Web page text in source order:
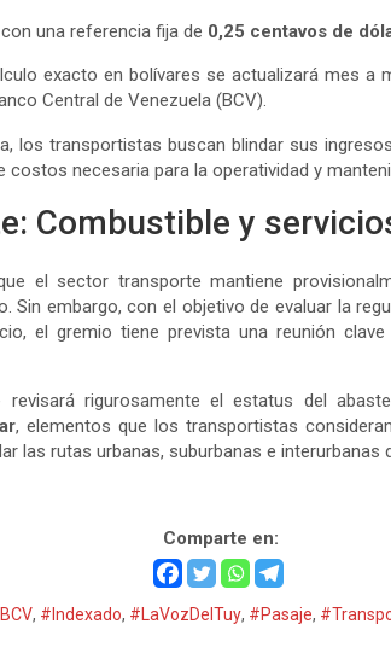
una referencia fija de 0,25 centavos de
exacto en bolívares se actualizará mes a
Central de Venezuela (BCV).
los transportistas buscan blindar sus
costos necesaria para la operatividad y
Combustible y
el sector transporte mantiene
Sin embargo, con el objetivo de evaluar la
el gremio tiene prevista una reunión
rigurosamente el estatus del
, elementos que los transportistas
las rutas urbanas, suburbanas e interurbanas
Comparte en:
, #Indexado, #LaVozDelTuy, #Pasaje,